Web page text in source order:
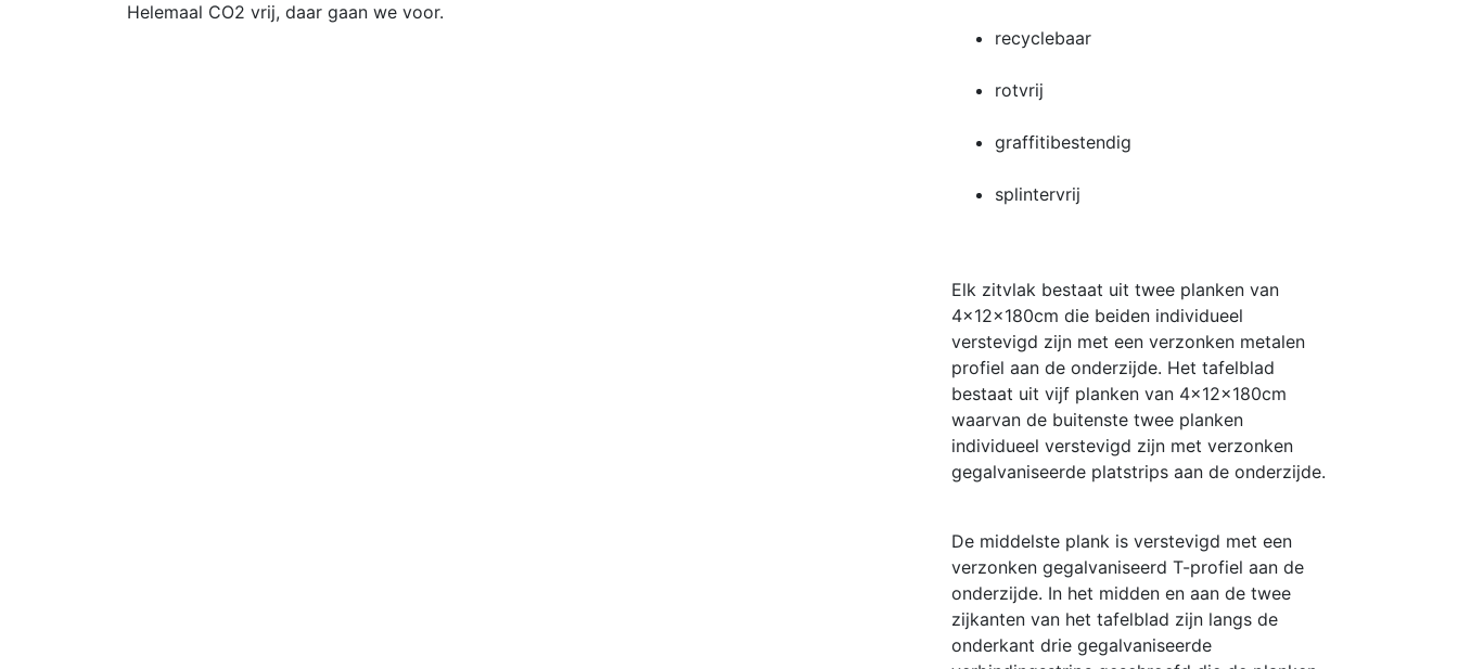
Helemaal CO2 vrij, daar gaan we voor.
recyclebaar
rotvrij
graffitibestendig
splintervrij
Elk zitvlak bestaat uit twee planken van
4x12x180cm die beiden individueel
verstevigd zijn met een verzonken metalen
profiel aan de onderzijde. Het tafelblad
bestaat uit vijf planken van 4x12x180cm
waarvan de buitenste twee planken
individueel verstevigd zijn met verzonken
gegalvaniseerde platstrips aan de onderzijde.
De middelste plank is verstevigd met een
verzonken gegalvaniseerd T-profiel aan de
onderzijde. In het midden en aan de twee
zijkanten van het tafelblad zijn langs de
onderkant drie gegalvaniseerde